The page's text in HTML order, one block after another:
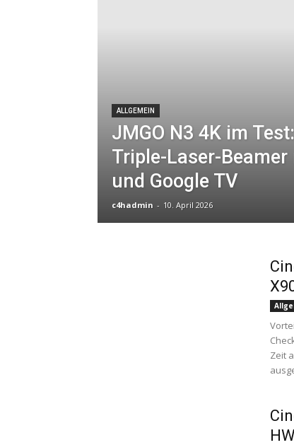
ALLGEMEIN
JMGO N3 4K im
Triple-Laser-Beamer
und Google TV
c4hadmin - 10. April 2026
Zeit